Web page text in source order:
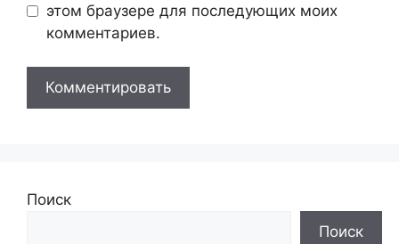
этом браузере для последующих моих
комментариев.
Поиск
Поиск